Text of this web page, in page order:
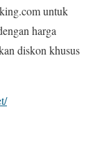
untuk
harga
diskon khusus